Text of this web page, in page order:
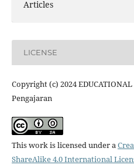
Articles
LICENSE
Copyright (c) 2024
Pengajaran
This work is licensed under a
ShareAlike 4.0 International